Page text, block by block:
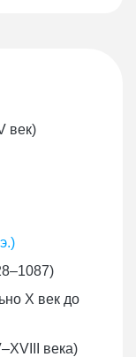
век)
X век до
века)